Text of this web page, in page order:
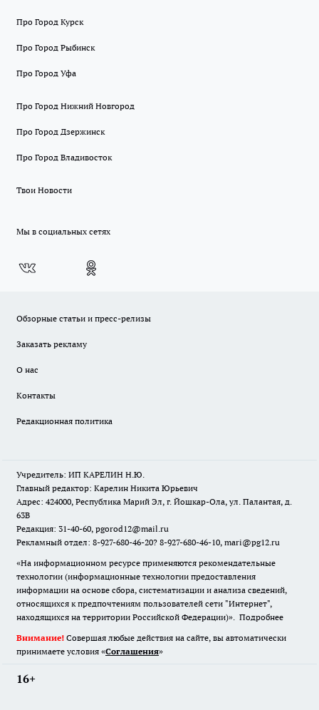
Про Город Курск
Про Город Рыбинск
Про Город Уфа
Про Город Нижний Новгород
Про Город Дзержинск
Про Город Владивосток
Твои Новости
Мы в социальных сетях
Обзорные статьи и пресс-релизы
Заказать рекламу
О нас
Контакты
Редакционная политика
Учредитель: ИП КАРЕЛИН Н.Ю.
Главный редактор: Карелин Никита Юрьевич
Адрес: 424000, Республика Марий Эл, г. Йошкар-Ола, ул. Палантая, д.
63В
Редакция: 31-40-60, pgorod12@mail.ru
Рекламный отдел: 8-927-680-46-20? 8-927-680-46-10, mari@pg12.ru
«На информационном ресурсе применяются рекомендательные
технологии (информационные технологии предоставления
информации на основе сбора, систематизации и анализа сведений,
относящихся к предпочтениям пользователей сети "Интернет",
находящихся на территории Российской Федерации)». Подробнее
Внимание! Совершая любые действия на сайте, вы автоматически
принимаете условия «Cоглашения»
16+